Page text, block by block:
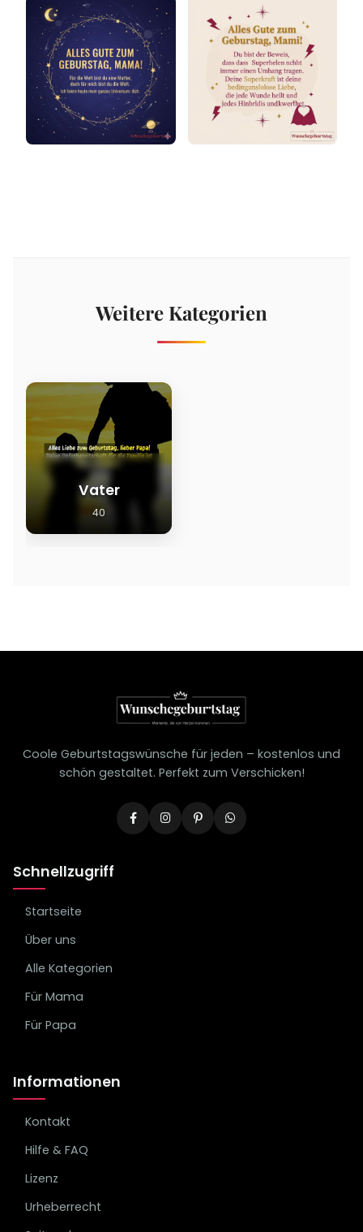
Weitere Kategorien
Vater
40
Coole Geburtstagswünsche für jeden – kostenlos und
schön gestaltet. Perfekt zum Verschicken!
Schnellzugriff
Startseite
Über uns
Alle Kategorien
Für Mama
Für Papa
Informationen
Kontakt
Hilfe & FAQ
Lizenz
Urheberrecht